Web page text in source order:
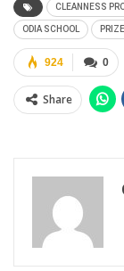
CLEANNESS
ODIA SCHOOL
0
924
Share